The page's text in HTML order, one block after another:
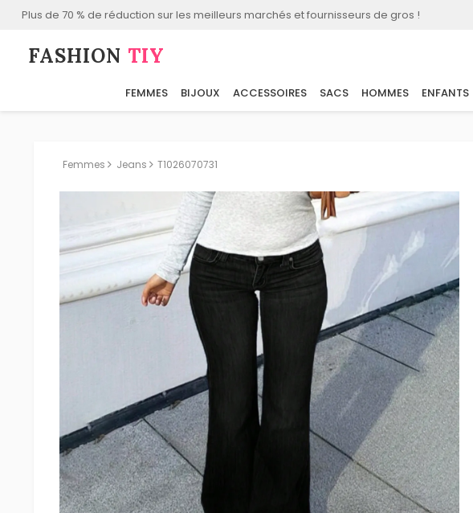
Plus de 70 % de réduction sur les meilleurs marchés et fournisseurs de gros !
FASHION⁠ TIY
FEMMES BIJOUX ACCESSOIRES SACS HOMMES ENFANTS
Femmes Jeans T1026070731